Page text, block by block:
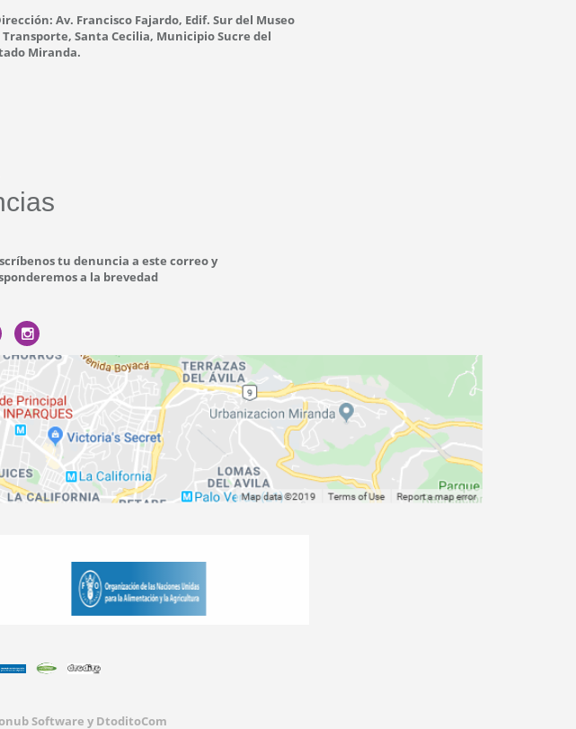
Av. Francisco Fajardo, Edif. Sur del Museo
Transporte, Santa Cecilia, Municipio Sucre del
Miranda.
tu denuncia a este correo y
a la brevedad
Software y DtoditoCom